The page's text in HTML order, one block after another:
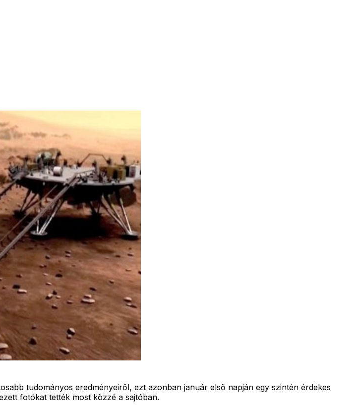
tudományos eredményeiről, ezt azonban január első napján egy szintén érdekes
fotókat tették most közzé a sajtóban.